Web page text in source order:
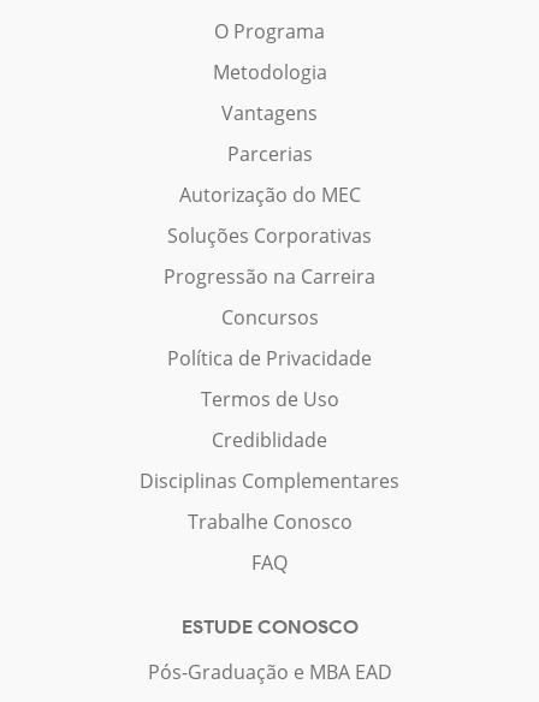
O Programa
Metodologia
Vantagens
Parcerias
Autorização do MEC
Soluções Corporativas
Progressão na Carreira
Concursos
Política de Privacidade
Termos de Uso
Crediblidade
Disciplinas Complementares
Trabalhe Conosco
FAQ
ESTUDE CONOSCO
Pós-Graduação e MBA EAD